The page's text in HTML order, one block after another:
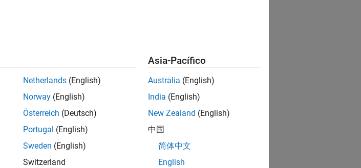
Netherlands (English)
Norway (English)
Österreich (Deutsch)
Portugal (English)
Sweden (English)
Switzerland
Asia-Pacífico
Australia (English)
India (English)
New Zealand (English)
中国
简体中文
English